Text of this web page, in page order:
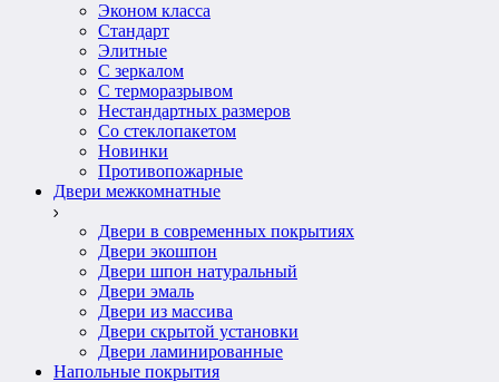
Эконом класса
Стандарт
Элитные
С зеркалом
С терморазрывом
Нестандартных размеров
Со стеклопакетом
Новинки
Противопожарные
Двери межкомнатные
Двери в современных покрытиях
Двери экошпон
Двери шпон натуральный
Двери эмаль
Двери из массива
Двери скрытой установки
Двери ламинированные
Напольные покрытия